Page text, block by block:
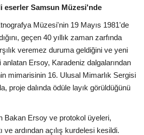
eserler Samsun Müzesi'nde
Müzesi'nin 19 Mayıs 1981'de
geçen 40 yıllık zaman zarfında
veremez duruma geldiğini ve yeni
Ersoy, Karadeniz dalgalarından
mimarisinin 16. Ulusal Mimarlık Sergisi
proje dalında ödüle layık görüldüğünü
Bakan Ersoy ve protokol üyeleri,
ve ardından açılış kurdelesi kesildi.